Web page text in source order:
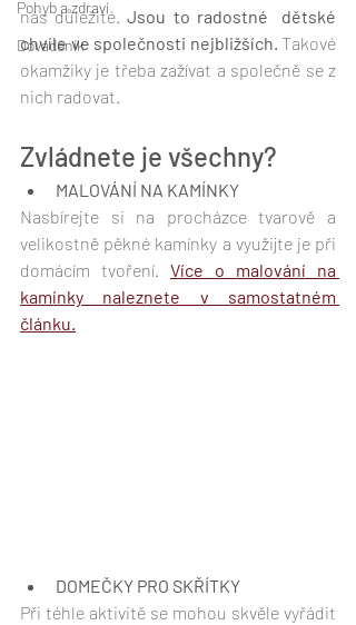
Pohyb a zdraví
Dováděník
nás důležité. Jsou to radostné  dětské
chvíle ve společnosti nejbližších. Takové
okamžiky je třeba zažívat a společně se z
nich radovat.
Zvládnete je všechny?
MALOVÁNÍ NA KAMÍNKY
Nasbírejte si na procházce tvarově a
velikostně pěkné kamínky a využijte je při
domácím tvoření. Více o malování na
kamínky naleznete v samostatném
článku.
DOMEČKY PRO SKŘÍTKY
Při téhle aktivitě se mohou skvěle vyřádit